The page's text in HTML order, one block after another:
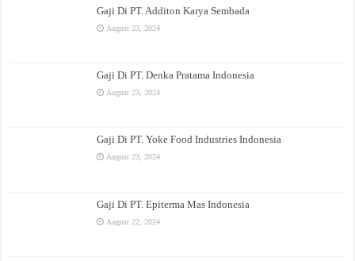
Gaji Di PT. Additon Karya Sembada
August 23, 2024
Gaji Di PT. Denka Pratama Indonesia
August 23, 2024
Gaji Di PT. Yoke Food Industries Indonesia
August 23, 2024
Gaji Di PT. Epiterma Mas Indonesia
August 22, 2024